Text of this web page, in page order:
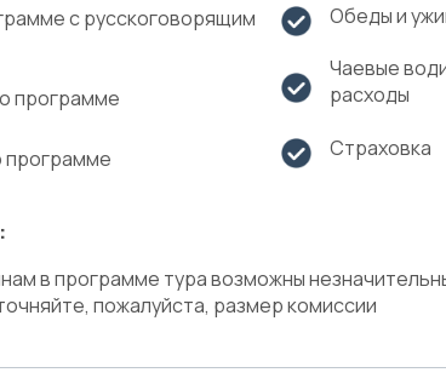
с русскоговорящим
программе
программе
Обеды и
Чаевые
расходы
Страховка
в программе тура возможны
пожалуйста, размер комиссии